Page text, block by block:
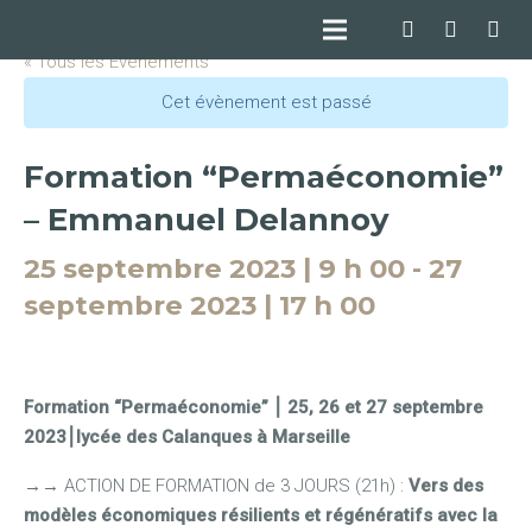
« Tous les Évènements
Cet évènement est passé
Formation “Permaéconomie”
– Emmanuel Delannoy
25 septembre 2023 | 9 h 00 - 27
septembre 2023 | 17 h 00
Formation “Permaéconomie” ⎮ 25, 26 et 27 septembre
2023⎮lycée des Calanques à Marseille
→ → ACTION DE FORMATION de 3 JOURS (21h) : Vers des
modèles économiques résilients et régénératifs avec la